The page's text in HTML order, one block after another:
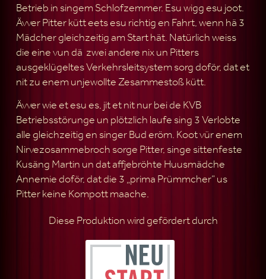
Betrieb in singem Schlofzemmer. Esu wigg esu joot.
Ävver Pitter kütt eets esu richtig en Fahrt, wenn hä 3
Mädcher gleichzeitig am Start hät. Natürlich weiss
die eine vun dä zwei andere nix un Pitters
ausgeklügeltes Verkehrsleitsystem sorg doför, dat et
nit zu enem unjewollte Zesammestoß kütt.
Ävver wie et esu es, jit et nit nur bei de KVB
Betriebsstörunge un plötzlich laufe sing 3 Verlobte
alle gleichzeitig en singer Bud eröm. Koot vür enem
Nirvezosammebroch sorge Pitter, singe sittenfeste
Kusäng Martin un dat affjebröhte Huusmädche
Annemie doför, dat die 3 „prima Prümmcher“ us
Pitter keine Kompott maache.
Diese Produktion wird gefördert durch